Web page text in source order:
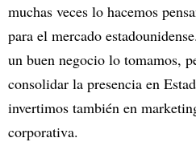
muchas veces lo hacemos
para el mercado
un buen negocio lo tomamos,
consolidar la presencia en
invertimos también en
corporativa.